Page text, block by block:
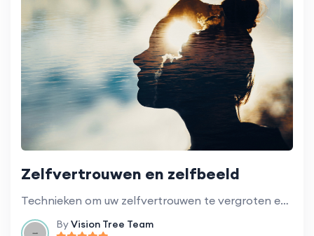
Zelfvertrouwen en zelfbeeld
Technieken om uw zelfvertrouwen te vergroten en een positiever zelfbeeld te ontwikkelen.
ByVision Tree Team